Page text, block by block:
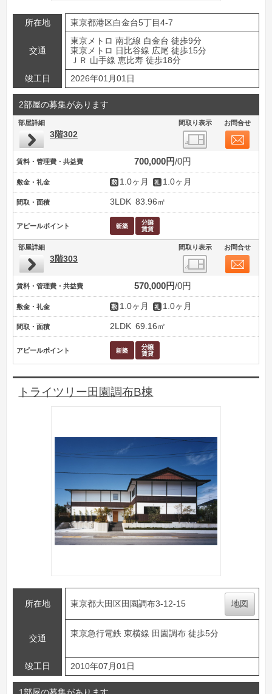
所在地 東京都港区白金台5丁目4-7
交通
東京メトロ 南北線 白金台 徒歩9分
東京メトロ 日比谷線 広尾 徒歩15分
ＪＲ 山手線 恵比寿 徒歩18分
竣工日
2026年01月01日
2部屋の募集があります
部屋詳細 間取り表示 お問合せ
3階302
賃料・管理費・共益費 700,000円 0円
敷金・礼金 1.0ヶ月 1.0ヶ月
間取・面積 3LDK 83.96㎡
アピールポイント
部屋詳細 間取り表示 お問合せ
3階303
賃料・管理費・共益費 570,000円 0円
敷金・礼金 1.0ヶ月 1.0ヶ月
間取・面積 2LDK 69.16㎡
アピールポイント
トライツリー田園調布B棟
所在地 東京都大田区田園調布3-12-15 地図
交通
東京急行電鉄 東横線 田園調布 徒歩5分
竣工日 2010年07月01日